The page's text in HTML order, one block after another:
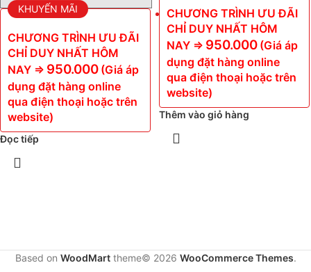
KHUYẾN MÃI
CHƯƠNG TRÌNH ƯU ĐÃI
CHỈ DUY NHẤT HÔM
NAY => 950.000 (Giá áp
dụng đặt hàng online
qua điện thoại hoặc trên
website)
Đọc tiếp
CHƯƠNG TRÌNH ƯU ĐÃI
CHỈ DUY NHẤT HÔM
NAY => 950.000 (Giá áp
dụng đặt hàng online
qua điện thoại hoặc trên
website)
Thêm vào giỏ hàng
Based on WoodMarttheme© 2026 WooCommerce Themes.